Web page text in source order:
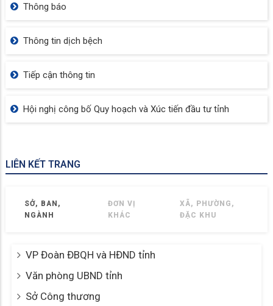
Thông báo
Thông tin dịch bệch
Tiếp cận thông tin
Hội nghị công bố Quy hoạch và Xúc tiến đầu tư tỉnh
LIÊN KẾT TRANG
SỞ, BAN,
NGÀNH
ĐƠN VỊ
KHÁC
XÃ, PHƯỜNG,
ĐẶC KHU
VP Đoàn ĐBQH và HĐND tỉnh
Văn phòng UBND tỉnh
Sở Công thương